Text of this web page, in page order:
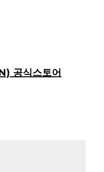
공식스토어